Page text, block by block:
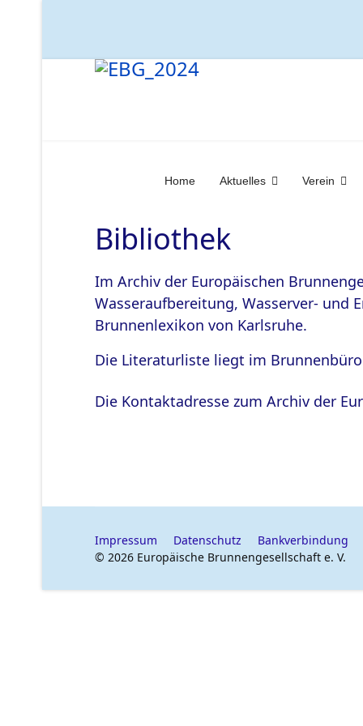
Home Aktuelles Verein
Bibliothek
Im Archiv der Europäischen
Wasseraufbereitung, Wasserver- und
Brunnenlexikon von Karlsruhe.
Die Literaturliste liegt im
Die Kontaktadresse zum Archiv der
Impressum Datenschutz Bankverbindung
© 2026 Europäische Brunnengesellschaft e. V.